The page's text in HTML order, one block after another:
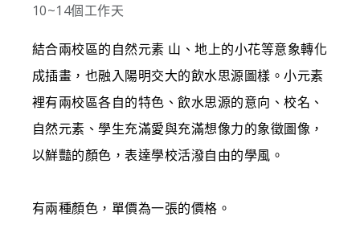
10~14個工作天
結合兩校區的自然元素 山、地上的小花等意象轉化
成插畫，也融入陽明交大的飲水思源圖樣。小元素
裡有兩校區各自的特色、飲水思源的意向、校名、
自然元素、學生充滿愛與充滿想像力的象徵圖像，
以鮮豔的顏色，表達學校活潑自由的學風。
有兩種顏色，單價為一張的價格。